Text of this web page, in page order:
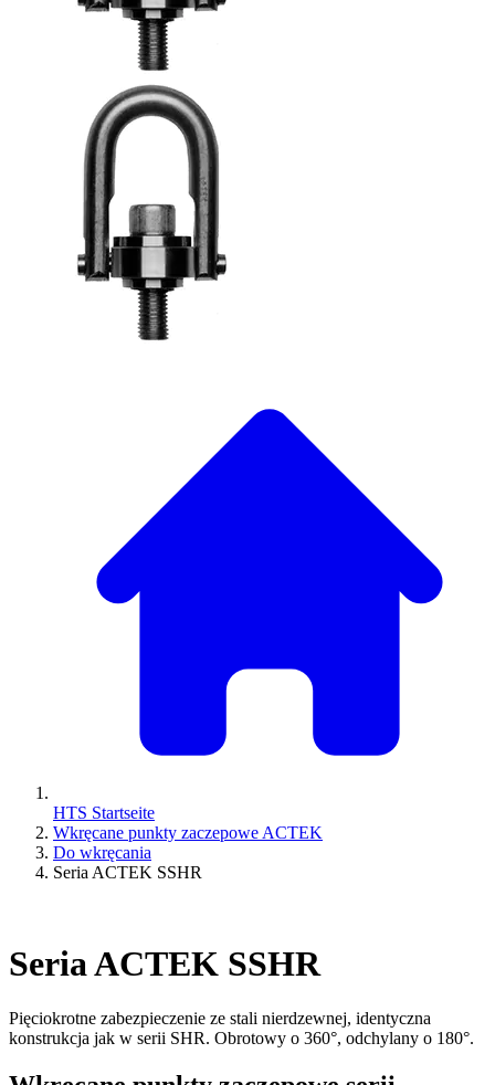
HTS Startseite
Wkręcane punkty zaczepowe ACTEK
Do wkręcania
Seria ACTEK SSHR
Seria ACTEK SSHR
Pięciokrotne zabezpieczenie ze stali nierdzewnej, identyczna
konstrukcja jak w serii SHR. Obrotowy o 360°, odchylany o 180°.